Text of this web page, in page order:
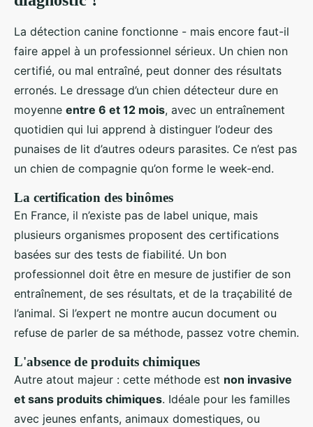
La détection canine fonctionne - mais encore faut-il
faire appel à un professionnel sérieux. Un chien non
certifié, ou mal entraîné, peut donner des résultats
erronés. Le dressage d’un chien détecteur dure en
moyenne entre 6 et 12 mois, avec un entraînement
quotidien qui lui apprend à distinguer l’odeur des
punaises de lit d’autres odeurs parasites. Ce n’est pas
un chien de compagnie qu’on forme le week-end.
La certification des binômes
En France, il n’existe pas de label unique, mais
plusieurs organismes proposent des certifications
basées sur des tests de fiabilité. Un bon
professionnel doit être en mesure de justifier de son
entraînement, de ses résultats, et de la traçabilité de
l’animal. Si l’expert ne montre aucun document ou
refuse de parler de sa méthode, passez votre chemin.
L'absence de produits chimiques
Autre atout majeur : cette méthode est non invasive
et sans produits chimiques. Idéale pour les familles
avec jeunes enfants, animaux domestiques, ou